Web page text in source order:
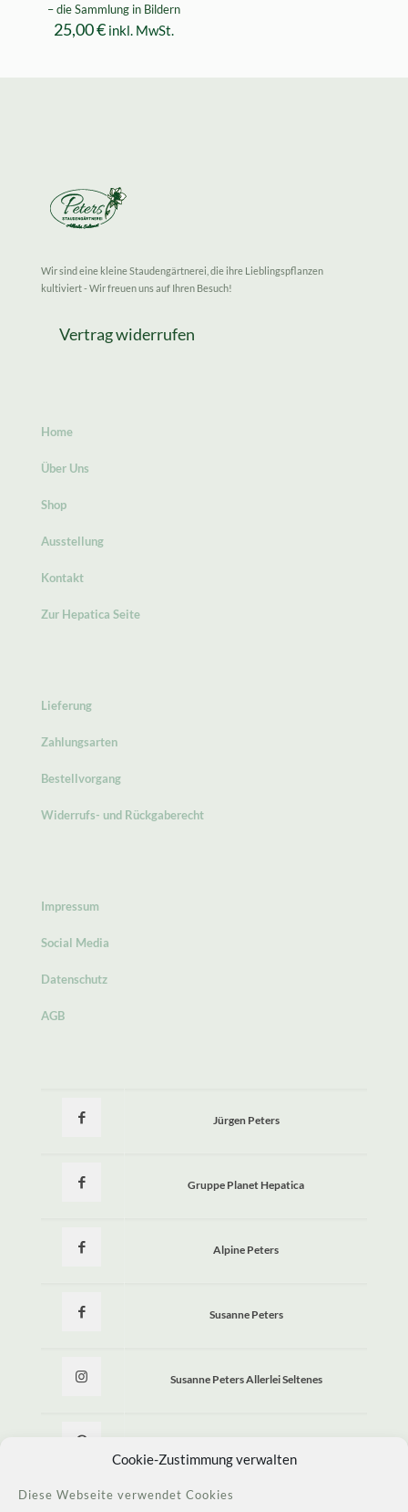
Cookie-Zustimmung verwalten
Diese Webseite verwendet Cookies
– die Sammlung in Bildern
25,00€ inkl. MwSt.
Wir sind eine kleine Staudengärtnerei, die ihre Lieblingspflanzen
kultiviert - Wir freuen uns auf Ihren Besuch!
Vertrag widerrufen
Home
Über Uns
Shop
Ausstellung
Kontakt
Zur Hepatica Seite
Lieferung
Zahlungsarten
Bestellvorgang
Widerrufs- und Rückgaberecht
Impressum
Social Media
Datenschutz
AGB
Jürgen Peters
Gruppe Planet Hepatica
Alpine Peters
Susanne Peters
Susanne Peters Allerlei Seltenes